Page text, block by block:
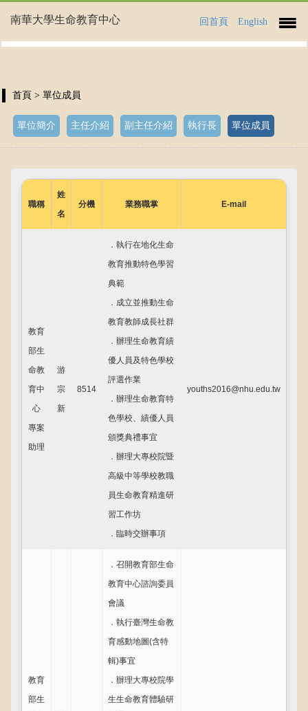
南華大學生命教育中心 回首頁 English
首頁 > 單位成員
單位簡介 主任介紹 副主任介紹 執行長 單位成員
職稱
姓
名
分機 業務職掌 E-mail
教育
部生
命教
育中
心
專案
助理
游
宗
新
8514
．執行在地化生命
教育推動特色學習
典範
．成立並推動生命
教育教師成長社群
．辦理生命教育績
優人員及特色學校
評選作業
．辦理生命教育特
色學校、績優人員
頒獎典禮事宜
．辦理大專校院暨
高級中等學校教職
員生命教育精進研
習工作坊
．臨時交辦事項
youths2016@nhu.edu.tw
教育
部生
．召開教育部生命
教育中心諮詢委員
會議
．執行臺灣生命教
育感動地圖(含特
輯)事宜
．辦理大專校院學
生生命教育體驗研